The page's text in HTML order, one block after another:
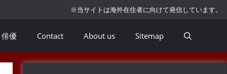
※当サイトは海外在住者に向けて発信しています。
俳優 Contact About us Sitemap